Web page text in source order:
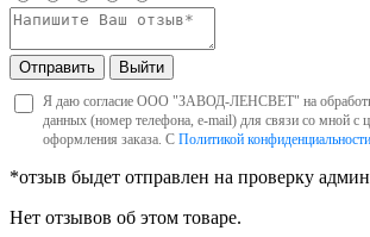
Отправить Выйти
Я даю согласие ООО "ЗАВОД-ЛЕНСВЕТ" на
данных (номер телефона, e-mail) для связи со мной с
оформления заказа. С Политикой конфиденциальности
*отзыв быдет отправлен на проверку
Нет отзывов об этом товаре.